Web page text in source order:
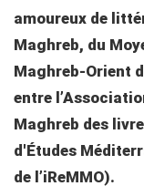
amoureux de
Maghreb, du
Maghreb-Orient
entre
Maghreb des
d'Études
de l’iReMMO).